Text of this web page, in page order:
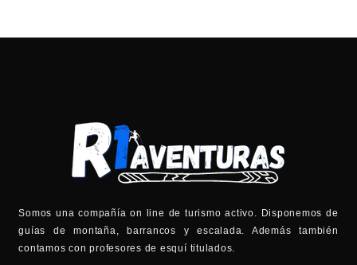
Somos una compañía on line de turismo activo. Disponemos de
guías de montaña, barrancos y escalada. Además también
contamos con profesores de esquí titulados.